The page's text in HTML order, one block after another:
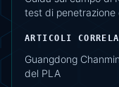
test di penetrazione
ARTICOLI
Guangdong
del PLA